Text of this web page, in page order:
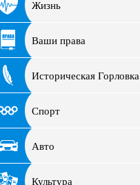
Жизнь
Ваши права
Историческая Горловка
Спорт
Авто
Культура